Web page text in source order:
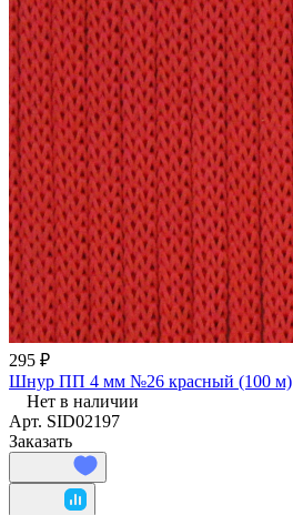
295 ₽
Шнур ПП 4 мм №26 красный (100 м)
Нет в наличии
Арт. SID02197
Заказать